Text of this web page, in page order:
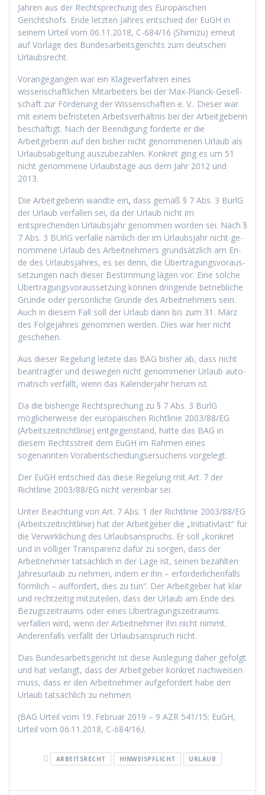
Jahren aus der Rechtsprechung des Europäischen
Gerichtshofs. Ende letzten Jahres entschied der EuGH in
seinem Urteil vom 06.11.2018, C-684/16 (Shi­mi­zu) erneut
auf Vorlage des Bundesarbeitsgerichts zum deutschen
Urlaubsrecht.
Vorangegangen war ein Klageverfahren eines
wissenschaftlichen Mitarbeiters bei der Max-Planck-Ge­sell­
schaft zur Förde­rung der Wis­sen­schaf­ten e. V.. Dieser war
mit einem befristeten Arbeitsverhältnis bei der Arbeitgeberin
beschäftigt. Nach der Beendigung forderte er die
Arbeitgeberin auf den bisher nicht genommenen Urlaub als
Urlaubsabgeltung auszubezahlen. Konkret ging es um 51
nicht genommene Urlaubstage aus dem Jahr 2012 und
2013.
Die Arbeitgeberin wandte ein, dass gemäß § 7 Abs. 3 BurlG
der Urlaub ver­fal­len sei, da der Ur­laub nicht im
entsprechenden Ur­laubs­jahr ge­nom­men wor­den sei. Nach §
7 Abs. 3 BUrlG ver­fal­le nämlich der im Ur­laubs­jahr nicht ge­
nom­me­ne Ur­laub des Ar­beit­neh­mers grundsätz­lich am En­
de des Ur­laubs­jah­res, es sei denn, die Über­tra­gungs­vor­aus­
set­zun­gen nach die­ser Be­stim­mung lägen vor. Eine solche
Übertragungsvoraussetzung können dringende betriebliche
Gründe oder persönliche Gründe des Arbeitnehmers sein.
Auch in diesem Fall soll der Urlaub dann bis zum 31. März
des Folgejahres genommen werden. Dies war hier nicht
geschehen.
Aus die­ser Re­ge­lung lei­te­te das BAG bis­her ab, dass nicht
be­an­trag­ter und deswegen nicht ge­nom­me­ner Ur­laub au­to­
ma­tisch ver­fällt, wenn das Kalenderjahr her­um ist.
Da die bisherige Rechtsprechung zu § 7 Abs. 3 BurlG
möglicherweise der europäischen Richtlinie 2003/88/EG
(Arbeitszeitrichtlinie) entgegenstand, hatte das BAG in
diesem Rechtsstreit dem EuGH im Rahmen eines
sogenannten Vor­ab­ent­schei­dungs­er­su­chens vorgelegt.
Der EuGH entschied das diese Regelung mit Art. 7 der
Richtlinie 2003/88/EG nicht vereinbar sei.
Unter Beachtung von Art. 7 Abs. 1 der Richtlinie 2003/88/EG
(Arbeitszeitrichtlinie) hat der Arbeitgeber die „Initiativlast“ für
die Verwirklichung des Urlaubsanspruchs. Er soll „konkret
und in völliger Transparenz dafür zu sorgen, dass der
Arbeitnehmer tatsächlich in der Lage ist, seinen bezahlten
Jahresurlaub zu nehmen, indem er ihn – erforderlichenfalls
förmlich – auffordert, dies zu tun“. Der Arbeitgeber hat klar
und rechtzeitig mitzuteilen, dass der Urlaub am Ende des
Bezugszeitraums oder eines Übertragungszeitraums
verfallen wird, wenn der Arbeitnehmer ihn nicht nimmt.
Anderenfalls verfällt der Urlaubsanspruch nicht.
Das Bundesarbeitsgericht ist diese Auslegung daher gefolgt
und hat verlangt, dass der Arbeitgeber konkret nachweisen
muss, dass er den Arbeitnehmer aufgefordert habe den
Urlaub tatsächlich zu nehmen.
(BAG Urteil vom 19. Februar 2019 – 9 AZR 541/15; EuGH,
Ur­teil vom 06.11.2018, C-684/16).
ARBEITSRECHT HINWEISPFLICHT URLAUB